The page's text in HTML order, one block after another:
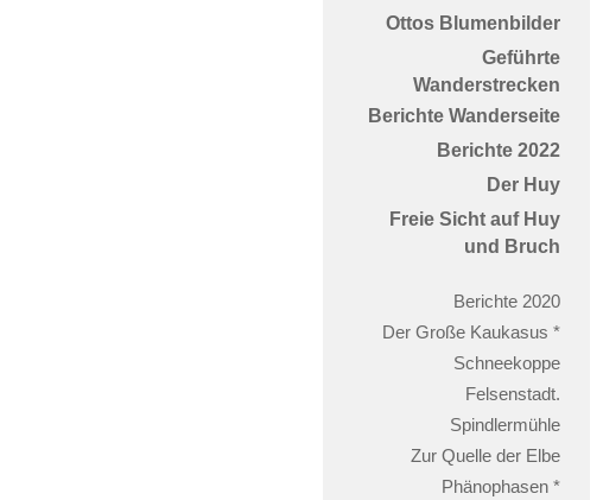
Ottos Blumenbilder
Geführte
Wanderstrecken
Berichte Wanderseite
Berichte 2022
Der Huy
Freie Sicht auf Huy
und Bruch
Berichte 2020
Der Große Kaukasus *
Schneekoppe
Felsenstadt.
Spindlermühle
Zur Quelle der Elbe
Phänophasen *